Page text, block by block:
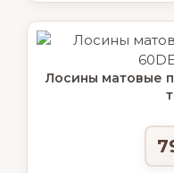
Лосины матовые